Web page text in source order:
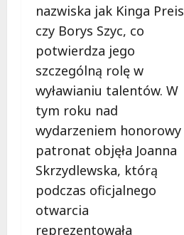
nazwiska jak Kinga Preis
czy Borys Szyc, co
potwierdza jego
szczególną rolę w
wyławianiu talentów. W
tym roku nad
wydarzeniem honorowy
patronat objęła Joanna
Skrzydlewska, którą
podczas oficjalnego
otwarcia
reprezentowała